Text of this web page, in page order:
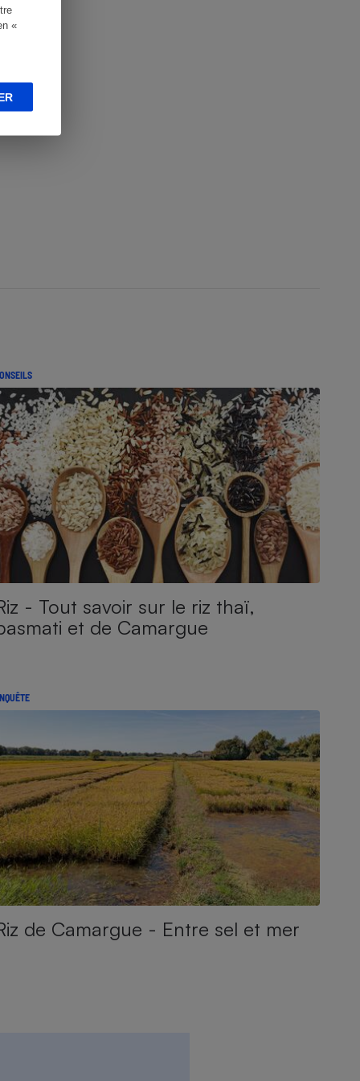
«
- Tout savoir sur le riz thaï,
et de Camargue
de Camargue - Entre sel et mer